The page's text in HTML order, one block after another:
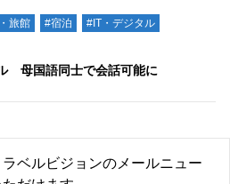
旅館 #宿泊 #IT・デジタル
母国語同士で会話可能に
ベルビジョンのメールニュー